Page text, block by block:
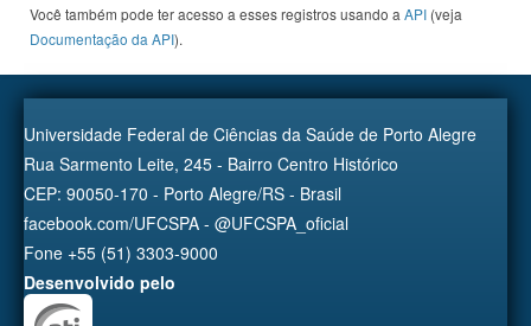
Você também pode ter acesso a esses registros usando a API (veja
Documentação da API).
Universidade Federal de Ciências da Saúde de Porto Alegre
Rua Sarmento Leite, 245 - Bairro Centro Histórico
CEP: 90050-170 - Porto Alegre/RS - Brasil
facebook.com/UFCSPA - @UFCSPA_oficial
Fone +55 (51) 3303-9000
Desenvolvido pelo